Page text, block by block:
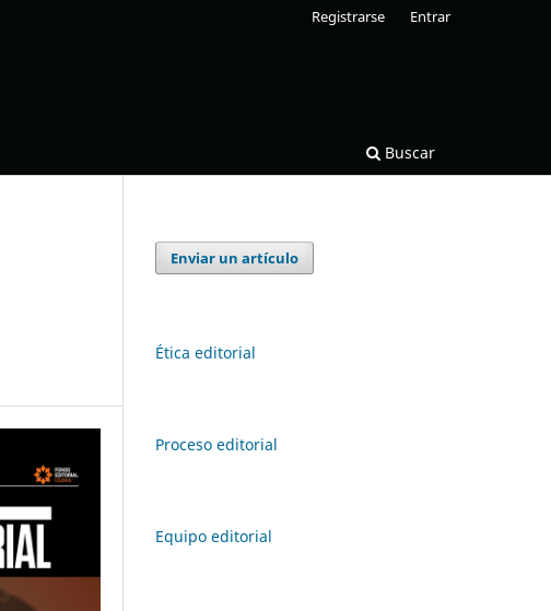
Buscar
Registrarse Entrar
Enviar un artículo
Ética editorial
Proceso editorial
Equipo editorial